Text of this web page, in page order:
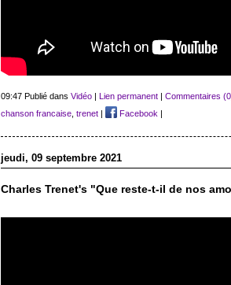
09:47 Publié dans Vidéo| Lien permanent| Commentaires
chanson francaise, trenet| Facebook
jeudi, 09 septembre 2021
Charles Trenet's "Que reste-t-il de nos